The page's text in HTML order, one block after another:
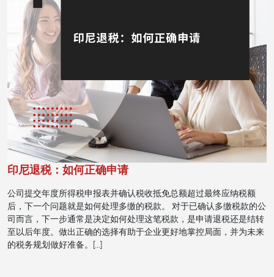
印尼退税：如何正确申请
公司提交年度所得税申报表并确认税收抵免总额超过最终应纳税额
后，下一个问题就是如何处理多缴的税款。 对于已确认多缴税款的公
司而言，下一步通常是决定如何处理这笔税款，是申请退税还是结转
至以后年度。做出正确的选择有助于企业更好地掌控局面，并为未来
的税务规划做好准备。[…]